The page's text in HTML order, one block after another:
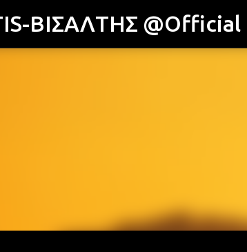
ΒΙΣΑΛΤΗΣ @Official